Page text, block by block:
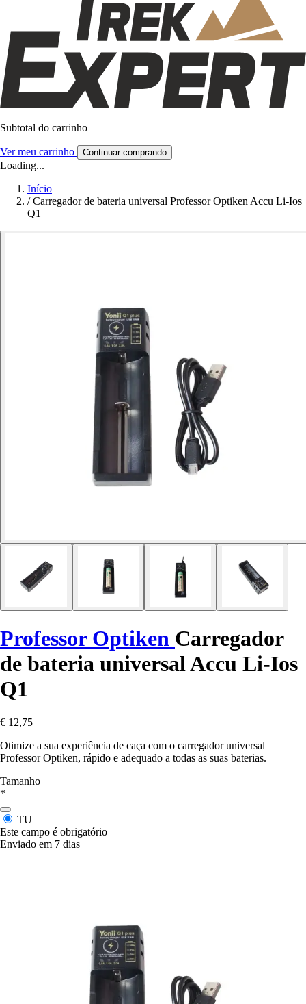
Subtotal do carrinho
Ver meu carrinho Continuar comprando
Loading...
Início
/ Carregador de bateria universal Professor Optiken Accu Li-Ios
Q1
Professor Optiken Carregador
de bateria universal Accu Li-Ios
Q1
€ 12,75
Otimize a sua experiência de caça com o carregador universal
Professor Optiken, rápido e adequado a todas as suas baterias.
Tamanho
*
TU
Este campo é obrigatório
Enviado em 7 dias